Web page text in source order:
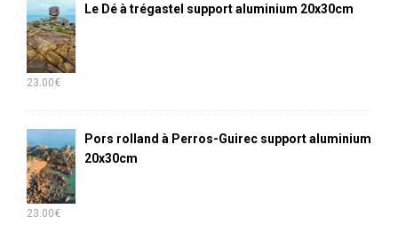
Le Dé à trégastel support aluminium 20x30cm
23.00€
Pors rolland à Perros-Guirec support aluminium
20x30cm
23.00€